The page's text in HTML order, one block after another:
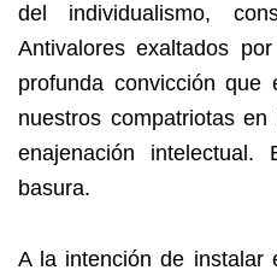
del individualismo,
Antivalores exaltados
profunda convicción
nuestros compatriotas
enajenación
basura.
A la intención de instalar